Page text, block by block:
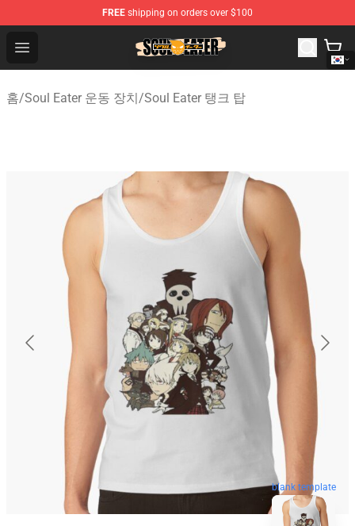
FREE shipping on orders over $100
Open menu
Soul Eater Store - Official Soul Eater Merchandise Shop
홈/Soul Eater 운동 장치/Soul Eater 탱크 탑
blank template